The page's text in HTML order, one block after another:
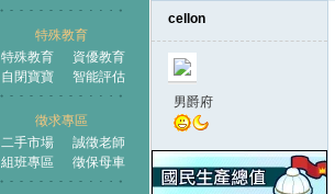
特殊教育
特殊教育
資優教育
自閉寶寶
智能評估
徵求專區
二手市場
誠徵老師
組班專區
徵保母車
cellon
男爵府